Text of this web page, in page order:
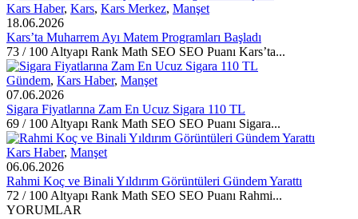
Kars Haber, Kars, Kars Merkez, Manşet
18.06.2026
Kars’ta Muharrem Ayı Matem Programları Başladı
73 / 100 Altyapı Rank Math SEO SEO Puanı Kars’ta...
Gündem, Kars Haber, Manşet
07.06.2026
Sigara Fiyatlarına Zam En Ucuz Sigara 110 TL
69 / 100 Altyapı Rank Math SEO SEO Puanı Sigara...
Kars Haber, Manşet
06.06.2026
Rahmi Koç ve Binali Yıldırım Görüntüleri Gündem Yarattı
72 / 100 Altyapı Rank Math SEO SEO Puanı Rahmi...
YORUMLAR